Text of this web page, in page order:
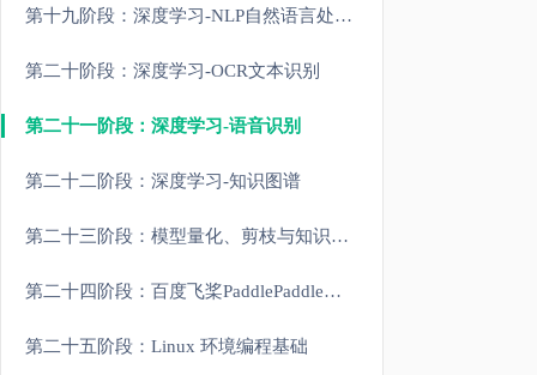
第十九阶段：深度学习-NLP自然语言处理大模型实战
第二十阶段：深度学习-OCR文本识别
第二十一阶段：深度学习-语音识别
第二十二阶段：深度学习-知识图谱
第二十三阶段：模型量化、剪枝与知识蒸馏
第二十四阶段：百度飞桨PaddlePaddle实战
第二十五阶段：Linux 环境编程基础